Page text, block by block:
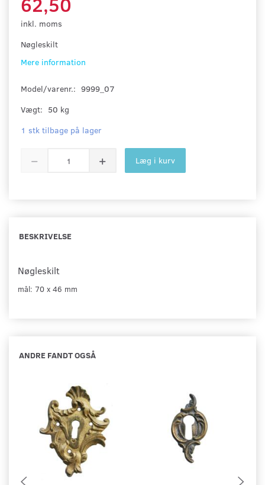
inkl. moms
Nøgleskilt
Mere information
Model/varenr.: 9999_07
Vægt: 50 kg
1 stk tilbage på lager
Læg i kurv
BESKRIVELSE
Nøgleskilt
mål: 70 x 46 mm
ANDRE FANDT OGSÅ